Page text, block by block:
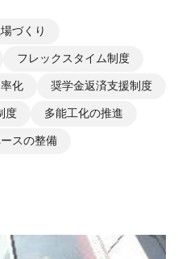
づくり
フレックスタイム制度
化 奨学金返済支援制度
度 多能工化の推進
スの整備